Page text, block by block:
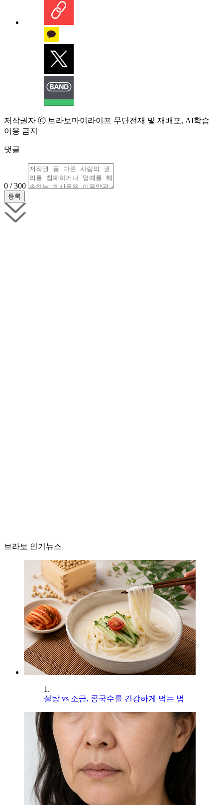
저작권자 ⓒ 브라보마이라이프 무단전재 및 재배포, AI학습
이용 금지
댓글
0 / 300
브라보 인기뉴스
1.
설탕 vs 소금, 콩국수를 건강하게 먹는 법